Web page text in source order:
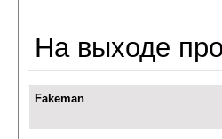
На выходе
Fakeman